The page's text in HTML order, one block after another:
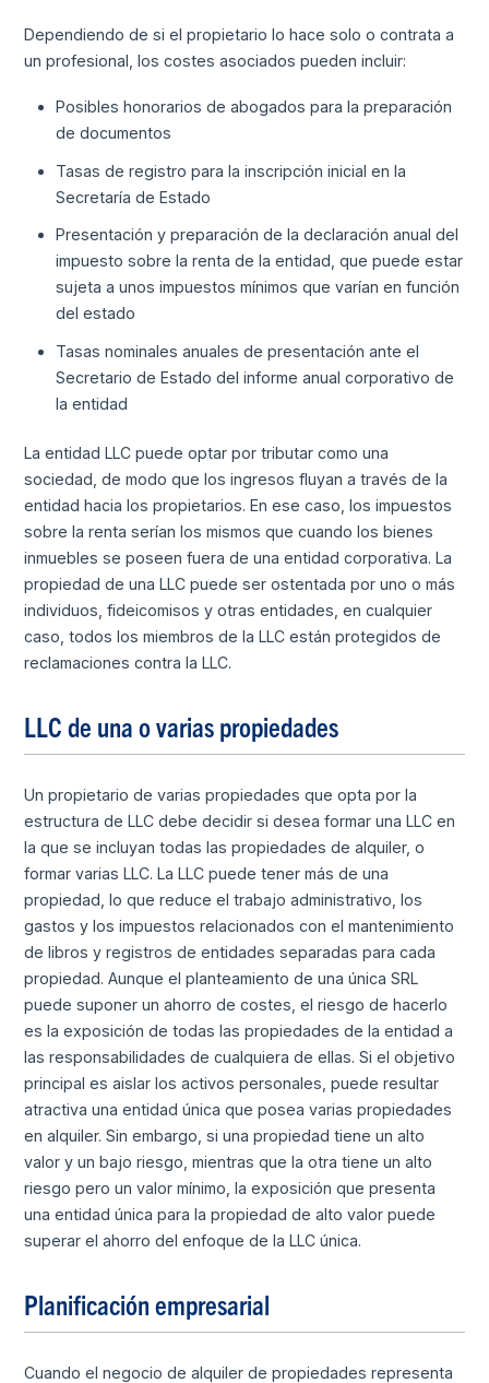
Dependiendo de si el propietario lo hace solo o contrata a
un profesional, los costes asociados pueden incluir:
Posibles honorarios de abogados para la preparación
de documentos
Tasas de registro para la inscripción inicial en la
Secretaría de Estado
Presentación y preparación de la declaración anual del
impuesto sobre la renta de la entidad, que puede estar
sujeta a unos impuestos mínimos que varían en función
del estado
Tasas nominales anuales de presentación ante el
Secretario de Estado del informe anual corporativo de
la entidad
La entidad LLC puede optar por tributar como una
sociedad, de modo que los ingresos fluyan a través de la
entidad hacia los propietarios. En ese caso, los impuestos
sobre la renta serían los mismos que cuando los bienes
inmuebles se poseen fuera de una entidad corporativa. La
propiedad de una LLC puede ser ostentada por uno o más
individuos, fideicomisos y otras entidades, en cualquier
caso, todos los miembros de la LLC están protegidos de
reclamaciones contra la LLC.
LLC de una o varias propiedades
Un propietario de varias propiedades que opta por la
estructura de LLC debe decidir si desea formar una LLC en
la que se incluyan todas las propiedades de alquiler, o
formar varias LLC. La LLC puede tener más de una
propiedad, lo que reduce el trabajo administrativo, los
gastos y los impuestos relacionados con el mantenimiento
de libros y registros de entidades separadas para cada
propiedad. Aunque el planteamiento de una única SRL
puede suponer un ahorro de costes, el riesgo de hacerlo
es la exposición de todas las propiedades de la entidad a
las responsabilidades de cualquiera de ellas. Si el objetivo
principal es aislar los activos personales, puede resultar
atractiva una entidad única que posea varias propiedades
en alquiler. Sin embargo, si una propiedad tiene un alto
valor y un bajo riesgo, mientras que la otra tiene un alto
riesgo pero un valor mínimo, la exposición que presenta
una entidad única para la propiedad de alto valor puede
superar el ahorro del enfoque de la LLC única.
Planificación empresarial
Cuando el negocio de alquiler de propiedades representa